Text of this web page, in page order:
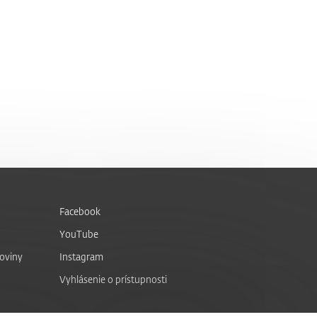
Facebook
YouTube
Instagram
Vyhlásenie o prístupnosti